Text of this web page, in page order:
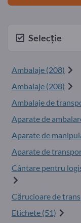
Selecție
Ambalaje (208)
Ambalaje (208)
Ambalaje de
Aparate de
Aparate de
Aparate de
Cântare pentru
Cărucioare de
Etichete (51)